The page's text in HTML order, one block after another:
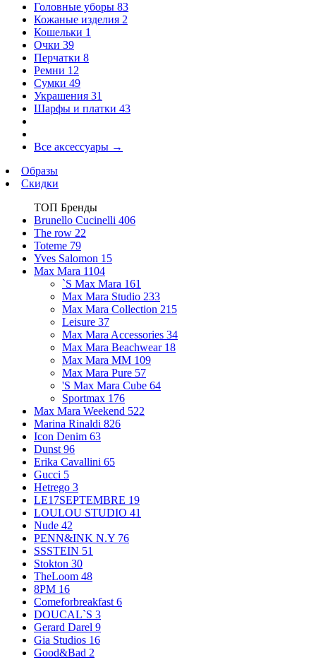
Головные уборы 83
Кожаные изделия 2
Кошельки 1
Очки 39
Перчатки 8
Ремни 12
Сумки 49
Украшения 31
Шарфы и платки 43
Все аксессуары →
Образы
Скидки
ТОП Бренды
Brunello Cucinelli 406
The row 22
Toteme 79
Yves Salomon 15
Max Mara 1104
`S Max Mara 161
Max Mara Studio 233
Max Mara Collection 215
Leisure 37
Max Mara Accessories 34
Max Mara Beachwear 18
Max Mara MM 109
Max Mara Pure 57
'S Max Mara Cube 64
Sportmax 176
Max Mara Weekend 522
Marina Rinaldi 826
Icon Denim 63
Dunst 96
Erika Cavallini 65
Gucci 5
Hetrego 3
LE17SEPTEMBRE 19
LOULOU STUDIO 41
Nude 42
PENN&INK N.Y 76
SSSTEIN 51
Stokton 30
TheLoom 48
8PM 16
Comeforbreakfast 6
DOUCAL`S 3
Gerard Darel 9
Gia Studios 16
Good&Bad 2